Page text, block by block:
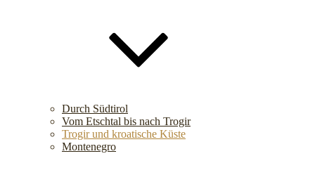
Durch Südtirol
Vom Etschtal bis nach Trogir
Trogir und kroatische Küste
Montenegro